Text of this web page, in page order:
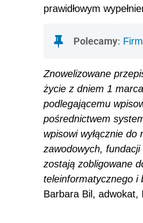
prawidłowym
Polecamy:
Znowelizowane
życie z dniem 1
podlegającemu
pośrednictwem
wpisowi wyłącznie
zawodowych,
zostają zobligowane
teleinformatycznego i
Barbara Bil, adwokat,